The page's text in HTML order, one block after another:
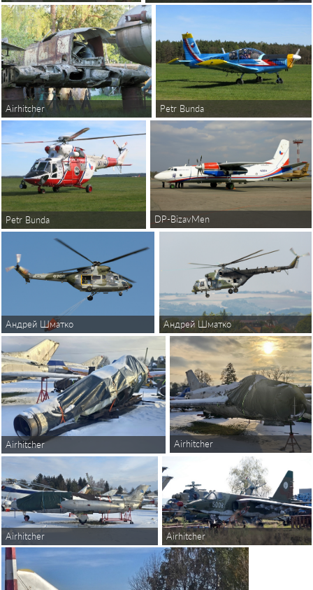
Airhitcher Petr Bunda
Petr Bunda DP-BizavMen
Андрей Шматко Андрей Шматко
Airhitcher Airhitcher
Airhitcher Airhitcher